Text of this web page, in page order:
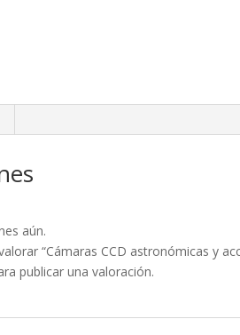
aún.
“Cámaras CCD astronómicas y
publicar una valoración.